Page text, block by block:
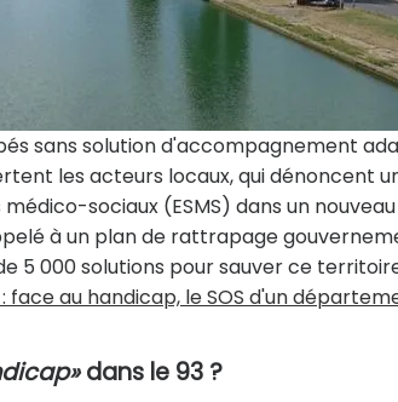
sans solution d'accompagnement
les acteurs locaux, qui dénoncent
sociaux (ESMS) dans un
à un plan de rattrapage
5 000 solutions pour sauver ce
face au handicap, le SOS d'un
dans le 93 ?